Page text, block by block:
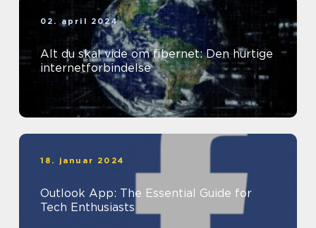
02. april 2024
Alt du skal vide om fibernet: Den hurtige
internetforbindelse
18. januar 2024
Outlook App: The Essential Guide for
Tech Enthusiasts